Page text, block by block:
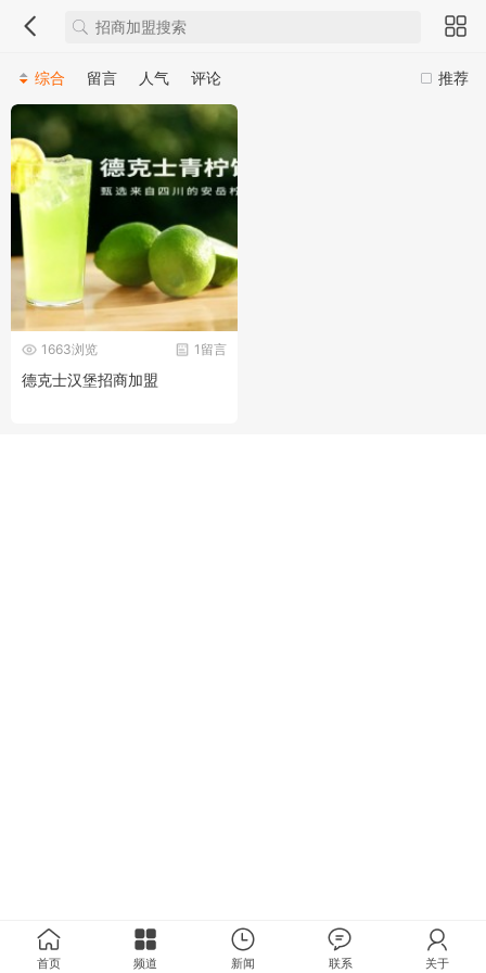
推荐
综合 留言 人气 评论
1留言
1663浏览
德克士汉堡招商加盟
首页 频道 新闻 联系 关于